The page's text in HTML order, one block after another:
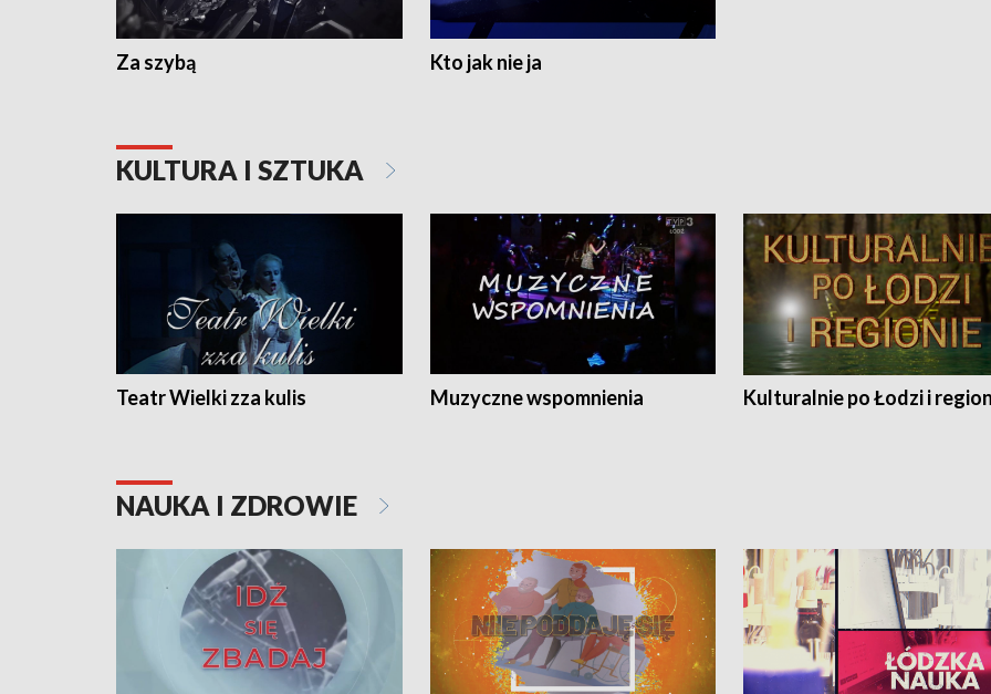
Za szybą Kto jak nie ja
KULTURA I SZTUKA
Teatr Wielki zza kulis Muzyczne wspomnienia Kulturalnie po Łodzi i
NAUKA I ZDROWIE